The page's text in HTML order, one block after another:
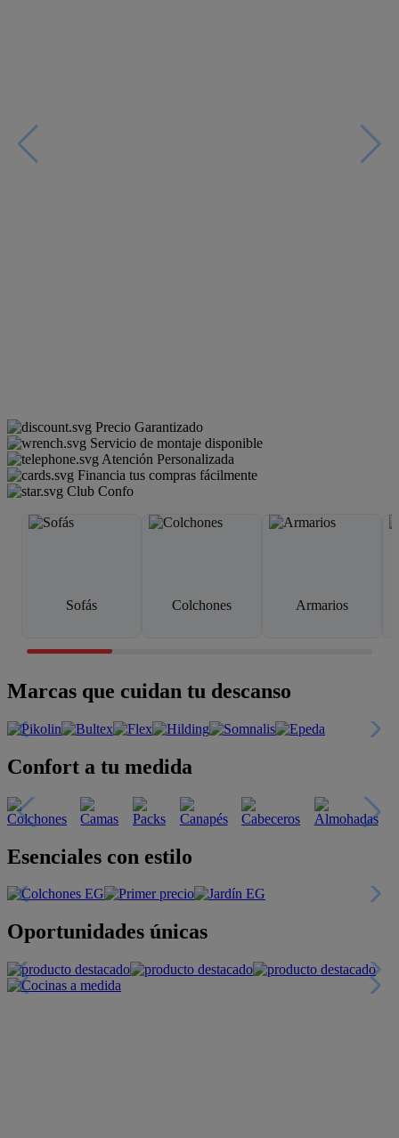
Precio Garantizado
Servicio de montaje disponible
Atención Personalizada
Financia tus compras fácilmente
Club Confo
Sofás Colchones Armarios
Marcas que cuidan tu descanso
Confort a tu medida
Esenciales con estilo
Oportunidades únicas